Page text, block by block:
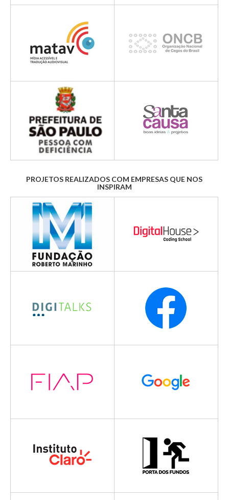
PROJETOS REALIZADOS COM EMPRESAS QUE NOS
INSPIRAM